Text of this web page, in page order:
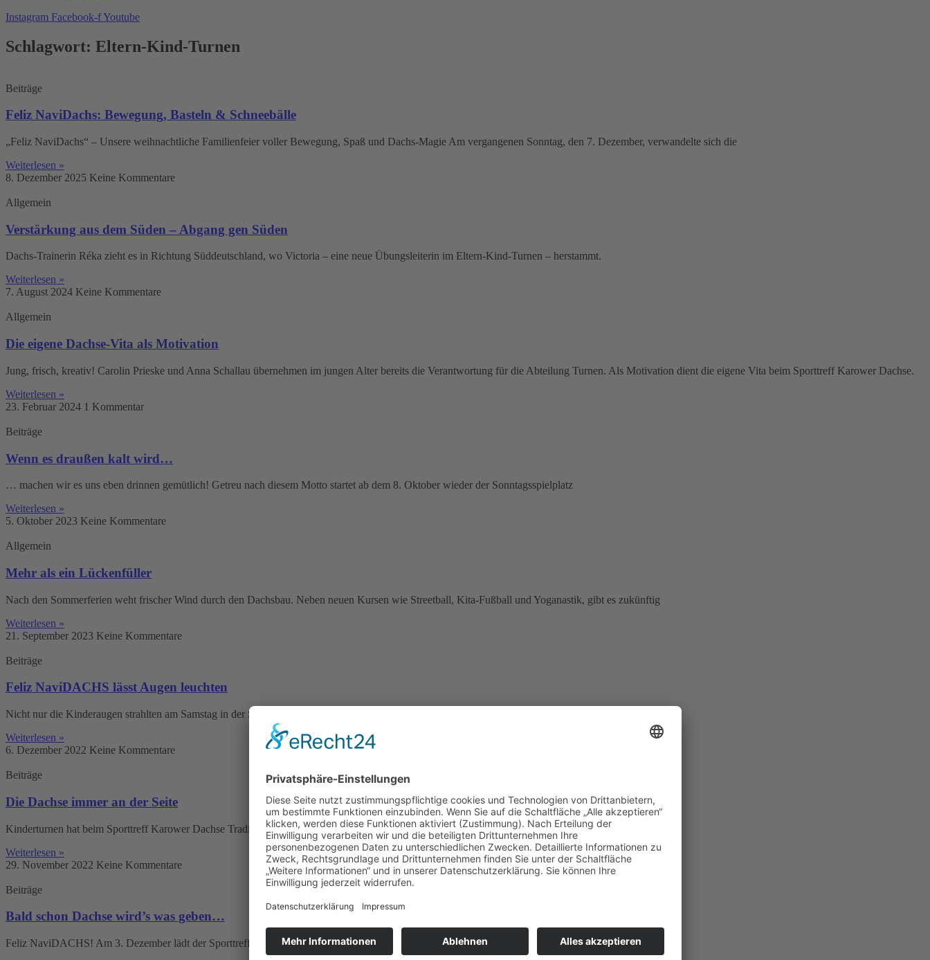
Instagram Facebook-fYoutube
Schlagwort: Eltern-Kind-Turnen
Beiträge
Feliz NaviDachs: Bewegung, Basteln & Schneebälle
„Feliz NaviDachs“ – Unsere weihnachtliche Familienfeier voller Bewegung, Spaß und Dachs-Magie Am vergangenen Sonntag, den 7. Dezember, verwandelte sich die
Weiterlesen »
8. Dezember 2025 Keine Kommentare
Allgemein
Verstärkung aus dem Süden – Abgang gen Süden
Dachs-Trainerin Réka zieht es in Richtung Süddeutschland, wo Victoria – eine neue Übungsleiterin im Eltern-Kind-Turnen – herstammt.
Weiterlesen »
7. August 2024 Keine Kommentare
Allgemein
Die eigene Dachse-Vita als Motivation
Jung, frisch, kreativ! Carolin Prieske und Anna Schallau übernehmen im jungen Alter bereits die Verantwortung für die Abteilung Turnen. Als Motivation dient die eigene Vita beim Sporttreff Karower Dachse.
Weiterlesen »
23. Februar 2024 1 Kommentar
Beiträge
Wenn es draußen kalt wird…
… machen wir es uns eben drinnen gemütlich! Getreu nach diesem Motto startet ab dem 8. Oktober wieder der Sonntagsspielplatz
Weiterlesen »
5. Oktober 2023 Keine Kommentare
Allgemein
Mehr als ein Lückenfüller
Nach den Sommerferien weht frischer Wind durch den Dachsbau. Neben neuen Kursen wie Streetball, Kita-Fußball und Yoganastik, gibt es zukünftig
Weiterlesen »
21. September 2023 Keine Kommentare
Beiträge
Feliz NaviDACHS lässt Augen leuchten
Nicht nur die Kinderaugen strahlten am Samstag in der Sporthalle der Grundschule Am Hohen Feld. In einem weihnachtlichen und stimmungsvollen
Weiterlesen »
6. Dezember 2022 Keine Kommentare
Beiträge
Die Dachse immer an der Seite
Kinderturnen hat beim Sporttreff Karower Dachse Tradition. Es ist meist das „Sprungbrett“ der kleinsten Mitglieder in ein langes Vereinsleben. Umso
Weiterlesen »
29. November 2022 Keine Kommentare
Beiträge
Bald schon Dachse wird’s was geben…
Feliz NaviDACHS! Am 3. Dezember lädt der Sporttreff Karower Dachse e.V. zu einem sportlichen Weihnachtstag in den Dachsbau – die